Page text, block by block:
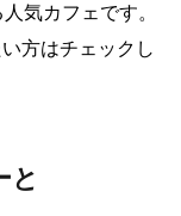
気カフェです。
方はチェックし
と